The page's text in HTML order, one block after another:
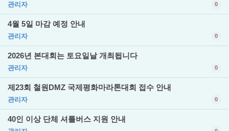
관리자 0
4월 5일 마감 예정 안내
관리자 0
2026년 본대회는 토요일날 개최됩니다
관리자 0
제23회 철원DMZ 국제평화마라톤대회 접수 안내
관리자 0
40인 이상 단체 셔틀버스 지원 안내